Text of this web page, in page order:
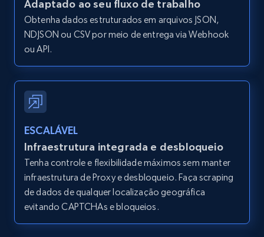
Google Maps full information - discover
records by location search
Place id, URL, Country, Name, Category,
Address, Description, Business details, and
more.
Google Maps full information - Collect
Google Maps Businesses data by place id
Adaptado ao seu fluxo de trabalho
Obtenha dados estruturados em arquivos JSON,
NDJSON ou CSV por meio de entrega via Webhook
ou API.
ESCALÁVEL
Infraestrutura integrada e desbloqueio
Tenha controle e flexibilidade máximos sem manter
infraestrutura de Proxy e desbloqueio. Faça scraping
de dados de qualquer localização geográfica
evitando CAPTCHAs e bloqueios.